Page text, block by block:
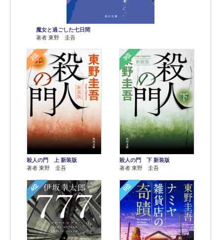
魔女と過ごした七日間
著者 東野 圭吾
2位
殺人の門 上 新装版
著者 東野 圭吾
3位
殺人の門 下 新装版
著者 東野 圭吾
4位 5位